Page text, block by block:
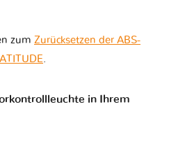
zum Zurücksetzen der ABS-
.
in Ihrem